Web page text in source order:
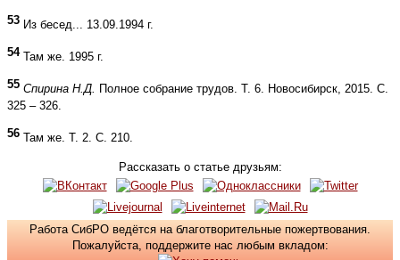
53 Из бесед... 13.09.1994 г.
54Там же. 1995 г.
55 Спирина Н.Д. Полное собрание трудов. Т. 6. Новосибирск, 2015. С.
325 – 326.
56 Там же. Т. 2. С. 210.
Рассказать о статье друзьям:
Работа СибРО ведётся на благотворительные пожертвования.
Пожалуйста, поддержите нас любым вкладом: